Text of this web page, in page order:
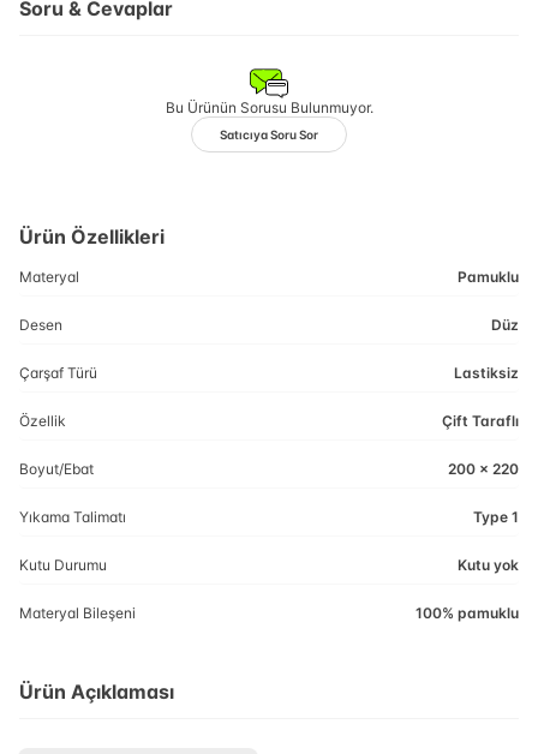
Soru & Cevaplar
Bu Ürünün Sorusu Bulunmuyor.
Satıcıya Soru Sor
Ürün Özellikleri
Materyal Pamuklu
Desen Düz
Çarşaf Türü Lastiksiz
Özellik Çift Taraflı
Boyut/Ebat 200 x 220
Yıkama Talimatı Type 1
Kutu Durumu Kutu yok
Materyal Bileşeni 100% pamuklu
Ürün Açıklaması